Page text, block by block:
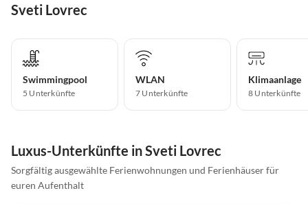
Sveti Lovrec
Swimmingpool
5 Unterkünfte
WLAN
7 Unterkünfte
Klimaanlage
8 Unterkünfte
Luxus-Unterkünfte in Sveti Lovrec
Sorgfältig ausgewählte Ferienwohnungen und Ferienhäuser für
euren Aufenthalt